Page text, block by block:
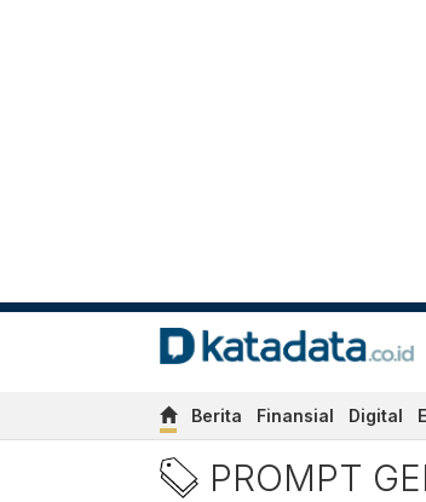
Berita Finansial Digital
Berita PromptPROMPT